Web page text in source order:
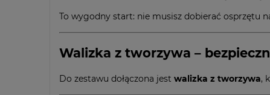
To wygodny start: nie musisz dobierać osprzętu
Walizka z tworzywa –
Do zestawu dołączona jest walizka z tworzywa,